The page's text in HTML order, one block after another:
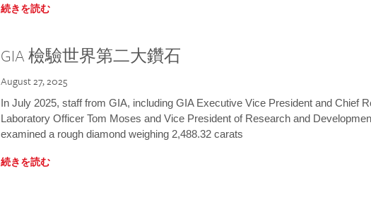
続きを読む
GIA 檢驗世界第二大鑽石
August 27, 2025
In July 2025, staff from GIA, including GIA Executive Vice President and Chief
Laboratory Officer Tom Moses and Vice President of Research and
examined a rough diamond weighing 2,488.32 carats
続きを読む